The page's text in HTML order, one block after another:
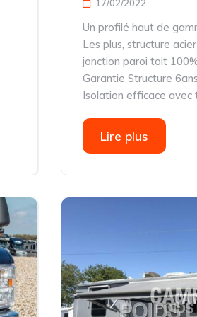
17/02/2022
Un profilé haut de
Les plus, structure
jonction paroi toit
Garantie Structure
Isolation efficace avec
Lire plus